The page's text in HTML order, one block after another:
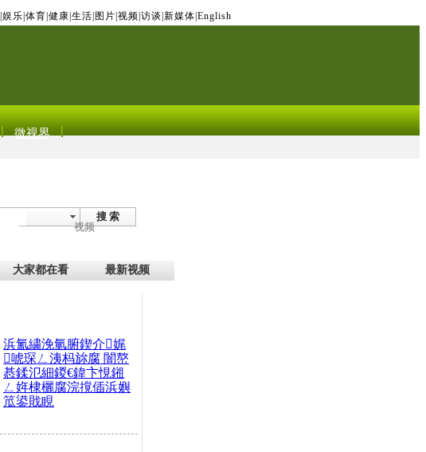
娱乐 体育 健康 生活 图片 视频 访谈 新媒体 English
微视界
搜 索
视频
大家都在看 最新视频
浜氳繍浼氫腑鍥介娓
唬琛ㄥ洟杩旀腐 闇嶅
惎鍒氾細鍐€鍏卞悓鎺
ㄥ姩棣欐腐浣撹偛浜嬩
笟鍙戝睍